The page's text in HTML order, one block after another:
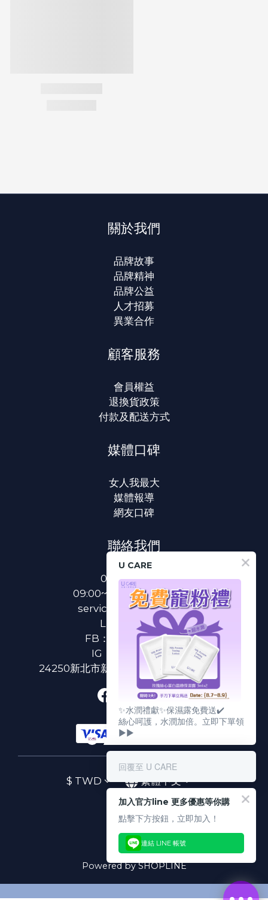
關於我們
品牌故事
品牌精神
品牌公益
人才招募
異業合作
顧客服務
會員權益
退換貨政策
付款及配送方式
媒體口碑
女人我最大
媒體報導
網友口碑
聯絡我們
0800-233-233
09:00~18:00(國定假日除外)
service@u-care.com.tw
LINE：
@ucare
FB：
U CARE 美麗粉專
IG：
ucare.tw2002
24250新北市新莊區新北大道二段312號3樓
$ TWD 繁體中文
Powered by SHOPLINE
U CARE
✨水潤禮獻✨保濕露免費送✔️
絲心呵護，水潤加倍。立即下單領
▶▶
回覆至 U CARE
加入官方line 更多優惠等你購
點擊下方按鈕，立即加入！
連結 LINE 帳號